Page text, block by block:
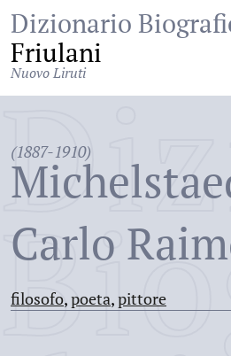
Dizionario
Friulani
Nuovo Liruti
(1887-1910)
Carlo
filosofo,poeta,pittore